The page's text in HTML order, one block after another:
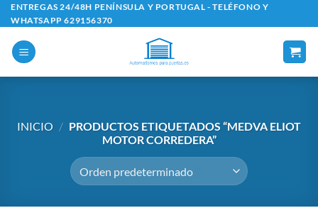
Saltar
al
contenido
ENTREGAS 24/48H PENÍNSULA Y PORTUGAL - TELÉFONO Y
WHATSAPP 629156370
INICIO / PRODUCTOS ETIQUETADOS “MEDVA ELIOT
MOTOR CORREDERA”